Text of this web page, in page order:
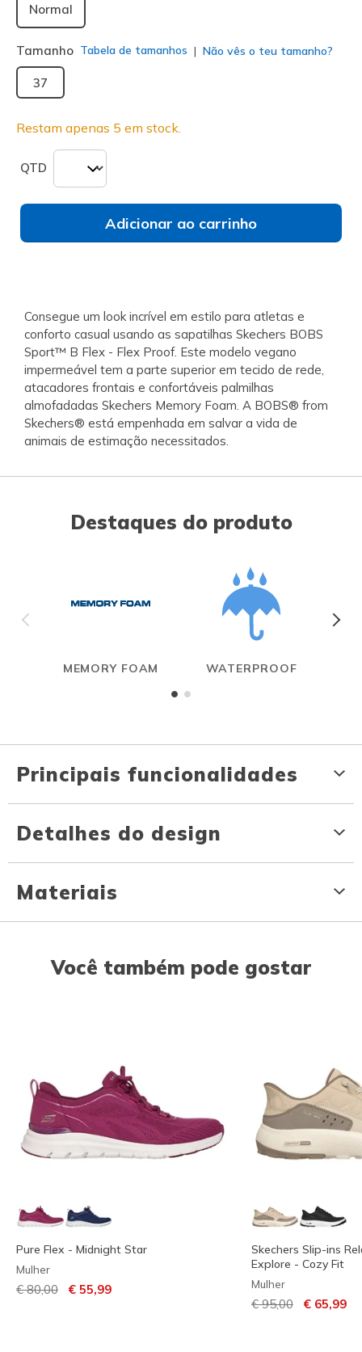
Normal
Tamanho Tabela de tamanhos Não vês o teu tamanho?
37
Restam apenas 5 em stock.
QTD
Adicionar ao carrinho
Consegue um look incrível em estilo para atletas e
conforto casual usando as sapatilhas Skechers BOBS
Sport™ B Flex - Flex Proof. Este modelo vegano
impermeável tem a parte superior em tecido de rede,
atacadores frontais e confortáveis palmilhas
almofadadas Skechers Memory Foam. A BOBS® from
Skechers® está empenhada em salvar a vida de
animais de estimação necessitados.
Destaques do produto
MEMORY FOAM WATERPROOF
Principais funcionalidades
Detalhes do design
Materiais
Você também pode gostar
Pure Flex - Midnight Star
Mulher
Preço com desconto de
€ 80,00 para
€ 55,99
Skechers Slip-ins
Explore - Cozy Fit
Mulher
Preço com
€ 95,00para
€ 65,99